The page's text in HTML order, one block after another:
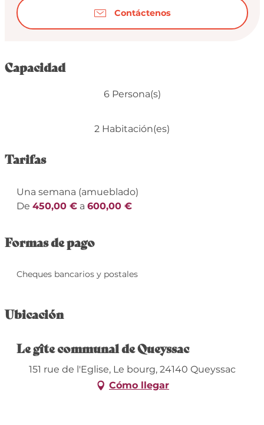
Contáctenos
Capacidad
6 Persona(s)
2 Habitación(es)
Tarifas
Una semana (amueblado)
De 450,00 €a 600,00 €
Formas de pago
Cheques bancarios y postales
Ubicación
Le gîte communal de Queyssac
151 rue de l'Eglise, Le bourg, 24140 Queyssac
Cómo llegar